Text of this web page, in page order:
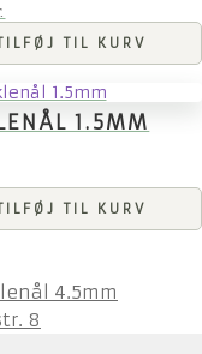
TIL KURV
1.5MM
TIL KURV
4.5mm
8